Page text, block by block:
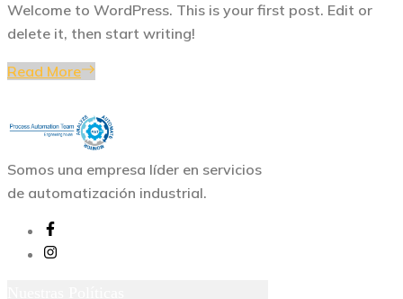
Welcome to WordPress. This is your first post. Edit or
delete it, then start writing!
Read More
Somos una empresa líder en servicios
de automatización industrial.